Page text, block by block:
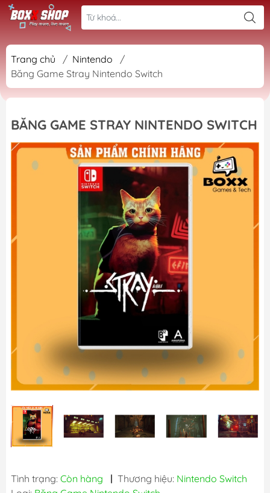
Trang chủ / Nintendo
/
Băng Game Stray Nintendo Switch
BĂNG GAME STRAY NINTENDO SWITCH
Tình trạng: Còn hàng | Thương hiệu: Nintendo Switch